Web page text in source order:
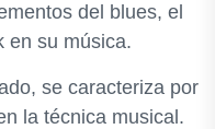
del blues, el
en su música.
se caracteriza por
la técnica musical.